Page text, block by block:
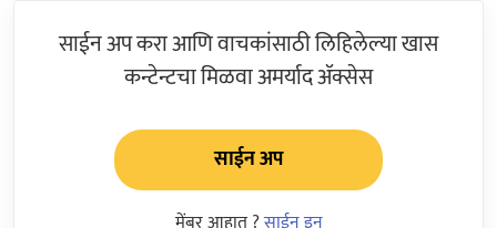
साईन अप करा आणि वाचकांसाठी लिहिलेल्या खास
कन्टेन्टचा मिळवा अमर्याद ॲक्सेस
साईन अप